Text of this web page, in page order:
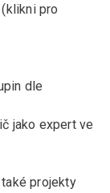
pro
dle
jako expert ve
také projekty